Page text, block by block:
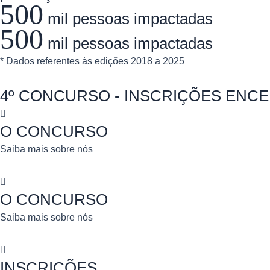
500 mil pessoas impactadas​
500 mil pessoas impactadas​
* Dados referentes às edições 2018 a 2025
4º CONCURSO - INSCRIÇÕES
O CONCURSO
Saiba mais sobre nós
O CONCURSO
Saiba mais sobre nós